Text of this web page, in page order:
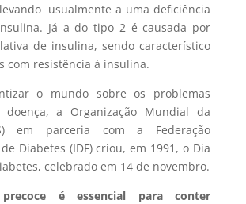
usualmente a uma deficiência
Já a do tipo 2 é causada por
de insulina, sendo característico
com resistência à insulina.
o mundo sobre os problemas
doença, a Organização Mundial da
em parceria com a Federação
Diabetes (IDF) criou, em 1991, o Dia
celebrado em 14 de novembro.
precoce é essencial para conter